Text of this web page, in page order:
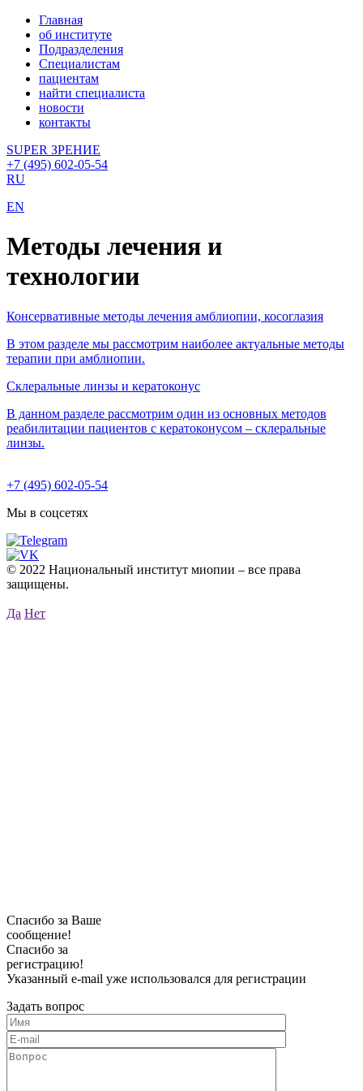
Главная
об институте
Подразделения
Специалистам
пациентам
найти специалиста
новости
контакты
SUPER ЗРЕНИЕ
+7 (495) 602-05-54
RU
EN
Методы лечения и
технологии
Консервативные методы лечения амблиопии, косоглазия
В этом разделе мы рассмотрим наиболее актуальные методы
терапии при амблиопии.
Склеральные линзы и кератоконус
В данном разделе рассмотрим один из основных методов
реабилитации пациентов с кератоконусом – склеральные
линзы.
+7 (495) 602-05-54
Мы в соцсетях
© 2022 Национальный институт миопии – все права
защищены.
Да Нет
Спасибо за Ваше
сообщение!
Спасибо за
регистрацию!
Указанный e-mail уже использовался для регистрации
Задать вопрос